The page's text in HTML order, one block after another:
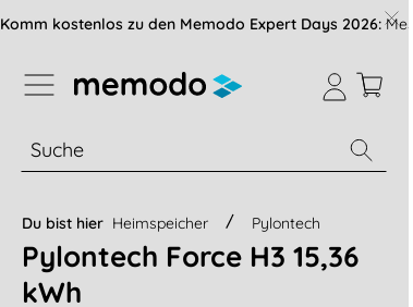
der B2B-Plattform springen
Komm kostenlos zu den Memodo Expert Days 2026:
% Sale Module Wechselrichter
Du bist hier Heimspeicher Pylontech
Pylontech Force H3 15,36
kWh